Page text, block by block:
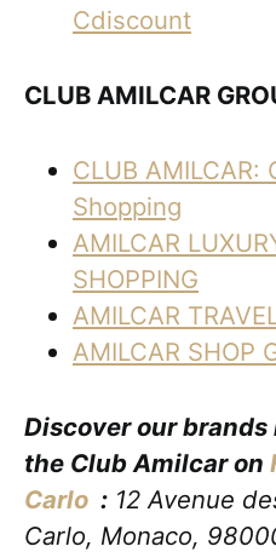
Cdiscount
CLUB AMILCAR
CLUB
Shopping
AMILCAR
SHOPPING
AMILCAR
AMILCAR SHOP
Discover our
the Club Amilcar on
Carlo : 12 Avenue
Carlo, Monaco,